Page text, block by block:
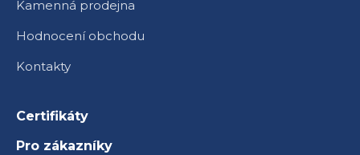
Kamenná prodejna
Hodnocení obchodu
Kontakty
Certifikáty
Pro zákazníky